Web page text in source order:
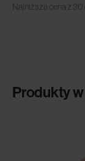
Najniższa cena z
Produkty